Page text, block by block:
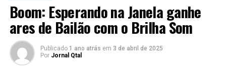
Boom: Esperando na Janela ganhe
ares de Bailão com o Brilha Som
Publicado 1 ano atrás em 3 de abril de 2025
Por Jornal Qtal